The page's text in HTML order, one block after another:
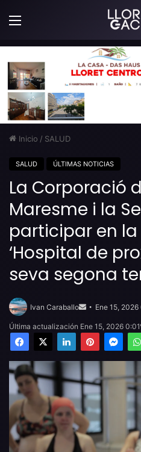
Menú
Inicio / SALUD
SALUD ÚLTIMAS NOTICIAS
La Corporació
Maresme i la
participar en
‘Hospital de
seva segona
Ivan Caraballo
email
Ene 15, 2026
Última actualización Ene 15, 2026 0:01
Facebook
X LinkedInPinterest